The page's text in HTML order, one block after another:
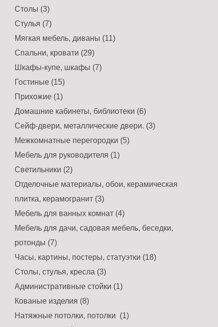
Столы (3)
Стулья (7)
Мягкая мебель, диваны (11)
Спальни, кровати (29)
Шкафы-купе, шкафы (7)
Гостиные (15)
Прихожие (1)
Домашние кабинеты, библиотеки (6)
Сейф-двери, металлические двери. (3)
Межкомнатные перегородки (5)
Мебель для руководителя (1)
Светильники (2)
Отделочные материалы, обои, керамическая
плитка, керамогранит (3)
Мебель для ванных комнат (4)
Мебель для дачи, садовая мебель, беседки,
ротонды (7)
Часы, картины, постеры, статуэтки (18)
Столы, стулья, кресла (3)
Административные стойки (1)
Кованые изделия (8)
Натяжные потолки, потолки (1)